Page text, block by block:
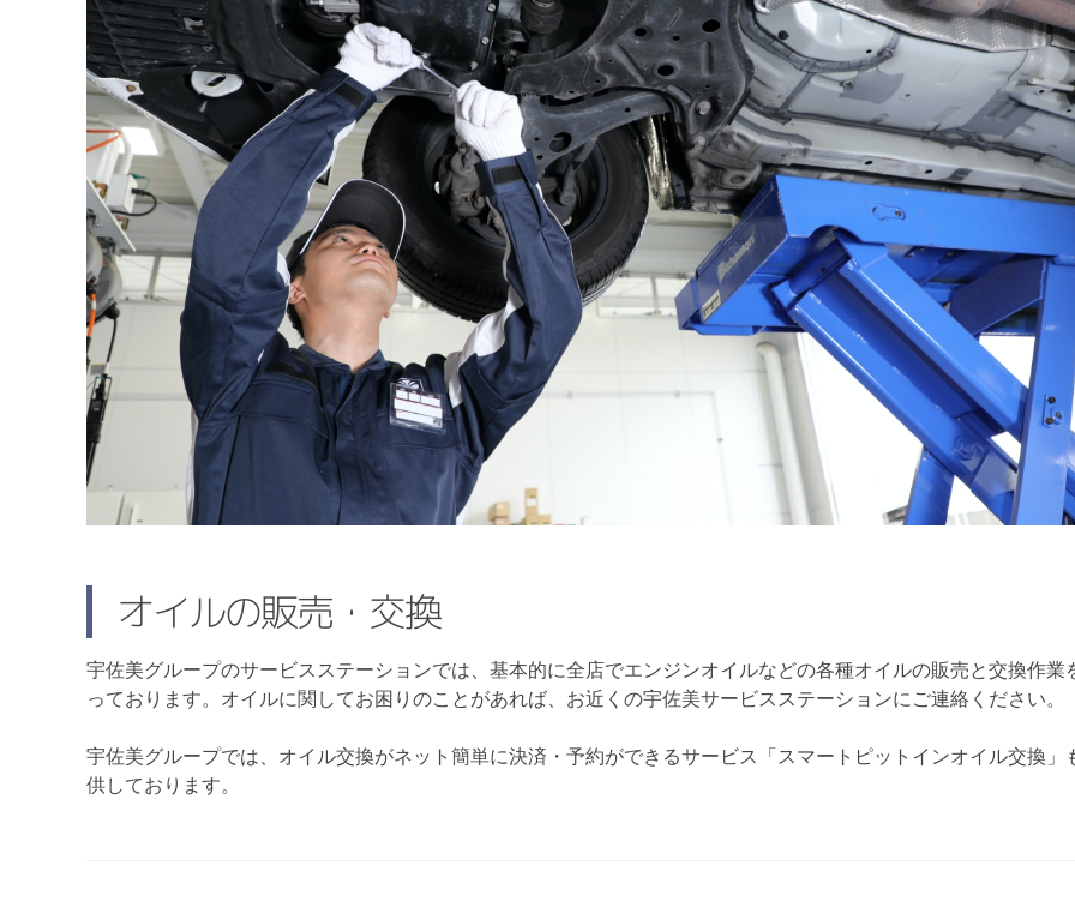
オイルの販売・交換
宇佐美グループのサービスステーションでは、基本的に全店でエンジンオイルなどの各種オイルの販売と交換作業
っております。オイルに関してお困りのことがあれば、お近くの宇佐美サービスステーションにご連絡ください。
宇佐美グループでは、オイル交換がネット簡単に決済・予約ができるサービス「スマートピットインオイル交換」
供しております。